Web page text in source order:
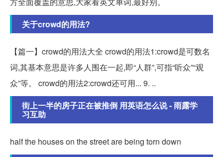
关于crowd的用法?
【篇一】crowd的用法大全 crowd的用法1:crowd是可数名
词,其基本意思是许多人围在一起,即“人群”,可指“听众”“观
众”等。 crowd的用法2:crowd还可用... 9. ..
街上一半的房子正在被推倒 用英语怎么说 - 雨露学
习互助
half the houses on the street are being torn down